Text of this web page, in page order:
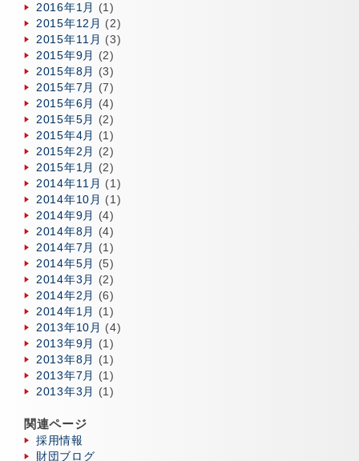
2016年1月
(1)
2015年12月 (2)
2015年11月 (3)
2015年9月
(2)
2015年8月
(3)
2015年7月
(7)
2015年6月
(4)
2015年5月
(2)
2015年4月
(1)
2015年2月
(2)
2015年1月
(2)
2014年11月 (1)
2014年10月 (1)
2014年9月
(4)
2014年8月
(4)
2014年7月
(1)
2014年5月
(5)
2014年3月
(2)
2014年2月
(6)
2014年1月
(1)
2013年10月 (4)
2013年9月
(1)
2013年8月
(1)
2013年7月
(1)
2013年3月
(1)
関連ページ
採用情報
財団ブログ